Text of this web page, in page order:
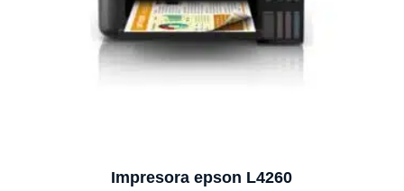
Impresora epson L4260